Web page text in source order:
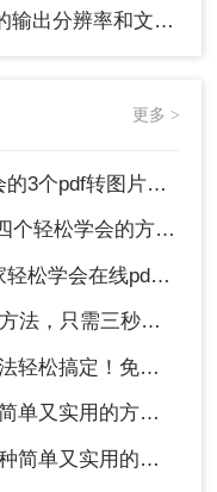
妨把这篇文章分
率和文件体积实测！
更多 >
个pdf转图片方法
轻松学会的方法！
会在线pdf转图片！
三秒就可以搞定！
定！免费又高效！
方法，看完我学会了
方法，看完我学会了